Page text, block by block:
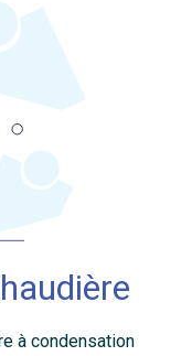
à condensation